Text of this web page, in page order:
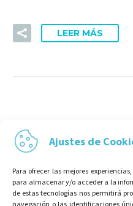
Ajustes de
Para ofrecer las mejores
para almacenar y/o acceder a la
de estas tecnologías nos permitirá
navegación o las identificaciones
LEER MÁS